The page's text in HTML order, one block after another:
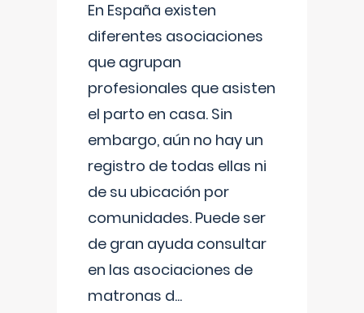
En España existen
diferentes asociaciones
que agrupan
profesionales que asisten
el parto en casa. Sin
embargo, aún no hay un
registro de todas ellas ni
de su ubicación por
comunidades. Puede ser
de gran ayuda consultar
en las asociaciones de
matronas d...